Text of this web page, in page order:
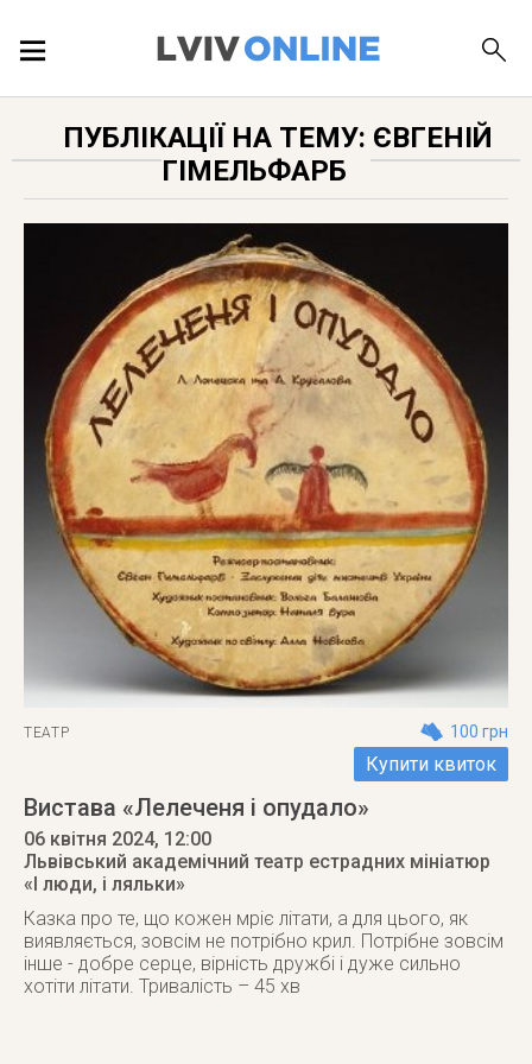
ПУБЛІКАЦІЇ
ДОВІДКА
ПУБЛІКАЦІЇ НА ТЕМУ: ЄВГЕНІЙ
ГІМЕЛЬФАРБ
ТЕАТР 100 грн
Купити квиток
Вистава «Лелеченя і опудало»
06 квітня 2024, 12:00
Львівський академічний театр естрадних мініатюр
«І люди, і ляльки»
Казка про те, що кожен мріє літати, а для цього, як
виявляється, зовсім не потрібно крил. Потрібне зовсім
інше - добре серце, вірність дружбі і дуже сильно
хотіти літати. Тривалість – 45 хв